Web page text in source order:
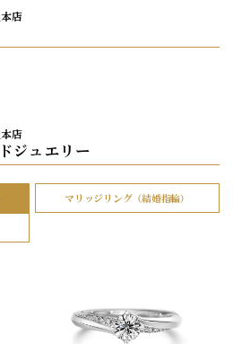
店
店
ジュエリー
マリッジリング（結婚指輪）